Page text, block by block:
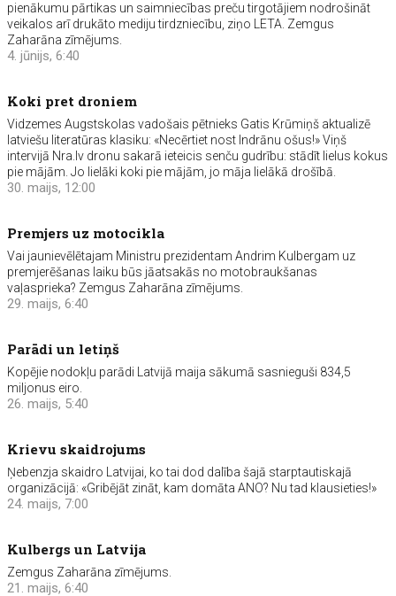
pienākumu pārtikas un saimniecības preču tirgotājiem nodrošināt
veikalos arī drukāto mediju tirdzniecību, ziņo LETA. Zemgus
Zaharāna zīmējums.
4. jūnijs, 6:40
Koki pret droniem
Vidzemes Augstskolas vadošais pētnieks Gatis Krūmiņš aktualizē
latviešu literatūras klasiku: «Necērtiet nost Indrānu ošus!» Viņš
intervijā Nra.lv dronu sakarā ieteicis senču gudrību: stādīt lielus kokus
pie mājām. Jo lielāki koki pie mājām, jo māja lielākā drošībā.
30. maijs, 12:00
Premjers uz motocikla
Vai jaunievēlētajam Ministru prezidentam Andrim Kulbergam uz
premjerēšanas laiku būs jāatsakās no motobraukšanas
vaļasprieka? Zemgus Zaharāna zīmējums.
29. maijs, 6:40
Parādi un letiņš
Kopējie nodokļu parādi Latvijā maija sākumā sasnieguši 834,5
miljonus eiro.
26. maijs, 5:40
Krievu skaidrojums
Ņebenzja skaidro Latvijai, ko tai dod dalība šajā starptautiskajā
organizācijā: «Gribējāt zināt, kam domāta ANO? Nu tad klausieties!»
24. maijs, 7:00
Kulbergs un Latvija
Zemgus Zaharāna zīmējums.
21. maijs, 6:40